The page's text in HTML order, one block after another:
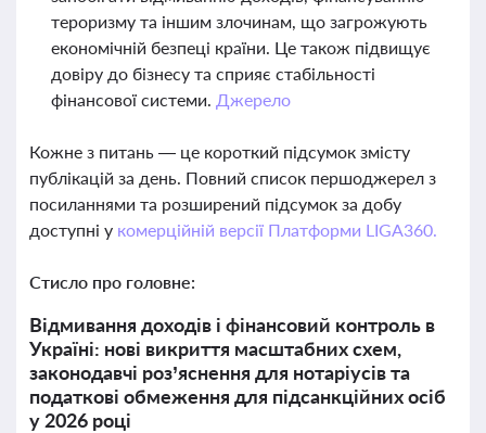
тероризму та іншим злочинам, що загрожують
економічній безпеці країни. Це також підвищує
довіру до бізнесу та сприяє стабільності
фінансової системи. Джерело
Кожне з питань — це короткий підсумок змісту
публікацій за день. Повний список першоджерел з
посиланнями та розширений підсумок за добу
доступні у комерційній версії Платформи LIGA360.
Стисло про головне:
Відмивання доходів і фінансовий контроль в
Україні: нові викриття масштабних схем,
законодавчі роз’яснення для нотаріусів та
податкові обмеження для підсанкційних осіб
у 2026 році